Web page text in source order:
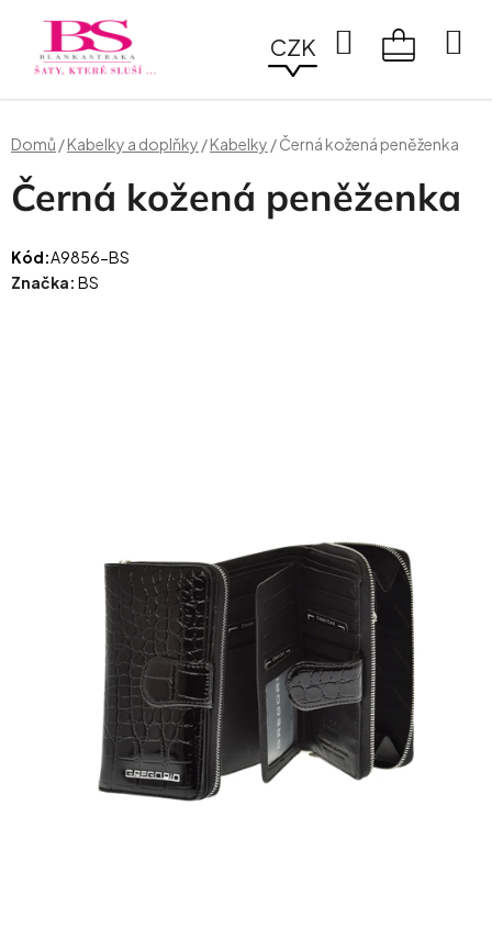
obsah
CZK
Hledat
Domů /Kabelky a doplňky /Kabelky /Černá kožená peněženka
Černá kožená peněženka
Kód:A9856-BS
Značka: BS